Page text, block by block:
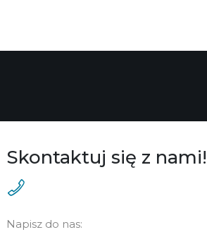
Skontaktuj się z nami!
Napisz do nas: